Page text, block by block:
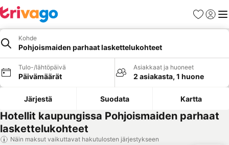
Suosikit
Kohde
Pohjoismaiden parhaat laskettelukohteet
Tulo-/lähtöpäivä
Päivämäärät
Asiakkaat ja huoneet
2 asiakasta, 1 huone
Järjestä Suodata Kartta
Hotellit kaupungissa Pohjoismaiden parhaat
laskettelukohteet
Näin maksut vaikuttavat hakutulosten järjestykseen